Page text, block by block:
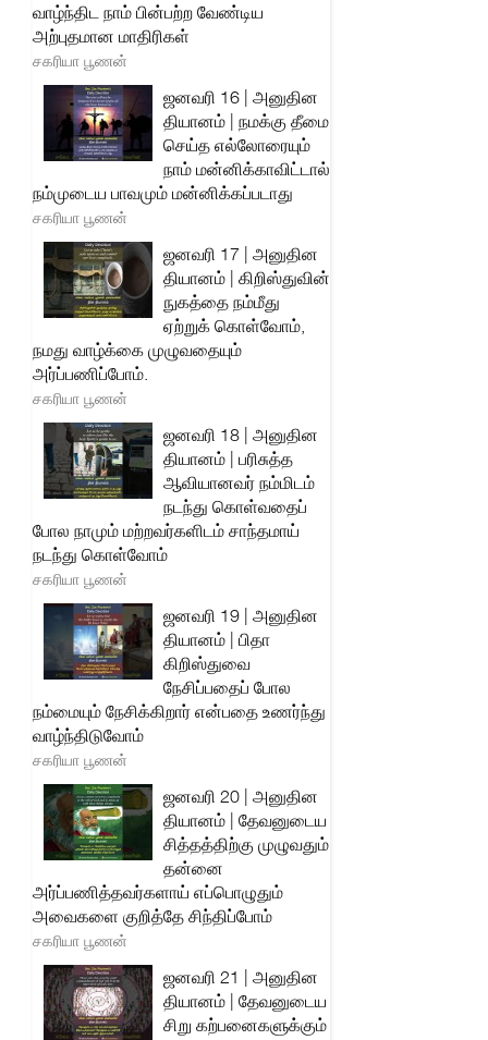
வாழ்ந்திட நாம் பின்பற்ற வேண்டிய
அற்புதமான மாதிரிகள்
சகரியா பூணன்
ஜனவரி 16 | அனுதின
தியானம் | நமக்கு தீமை
செய்த எல்லோரையும்
நாம் மன்னிக்காவிட்டால்
நம்முடைய பாவமும் மன்னிக்கப்படாது
சகரியா பூணன்
ஜனவரி 17 | அனுதின
தியானம் | கிறிஸ்துவின்
நுகத்தை நம்மீது
ஏற்றுக் கொள்வோம்,
நமது வாழ்க்கை முழுவதையும்
அர்ப்பணிப்போம்.
சகரியா பூணன்
ஜனவரி 18 | அனுதின
தியானம் | பரிசுத்த
ஆவியானவர் நம்மிடம்
நடந்து கொள்வதைப்
போல நாமும் மற்றவர்களிடம் சாந்தமாய்
நடந்து கொள்வோம்
சகரியா பூணன்
ஜனவரி 19 | அனுதின
தியானம் | பிதா
கிறிஸ்துவை
நேசிப்பதைப் போல
நம்மையும் நேசிக்கிறார் என்பதை உணர்ந்து
வாழ்ந்திடுவோம்
சகரியா பூணன்
ஜனவரி 20 | அனுதின
தியானம் | தேவனுடைய
சித்தத்திற்கு முழுவதும்
தன்னை
அர்ப்பணித்தவர்களாய் எப்பொழுதும்
அவைகளை குறித்தே சிந்திப்போம்
சகரியா பூணன்
ஜனவரி 21 | அனுதின
தியானம் | தேவனுடைய
சிறு கற்பனைகளுக்கும்